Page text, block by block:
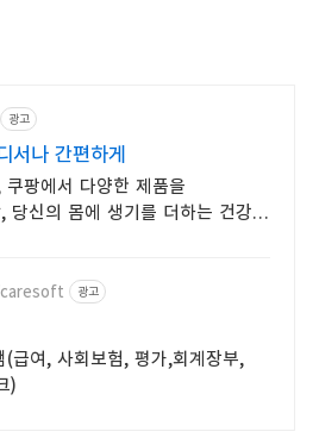
광고
서나 간편하게
팡에서 다양한 제품을
당신의 몸에 생기를 더하는 건강한
광고
(급여, 사회보험, 평가,회계장부,
)